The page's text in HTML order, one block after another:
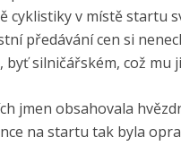
v místě startu
předávání cen si
silničářském, což mu
jmen obsahovala
na startu tak byla